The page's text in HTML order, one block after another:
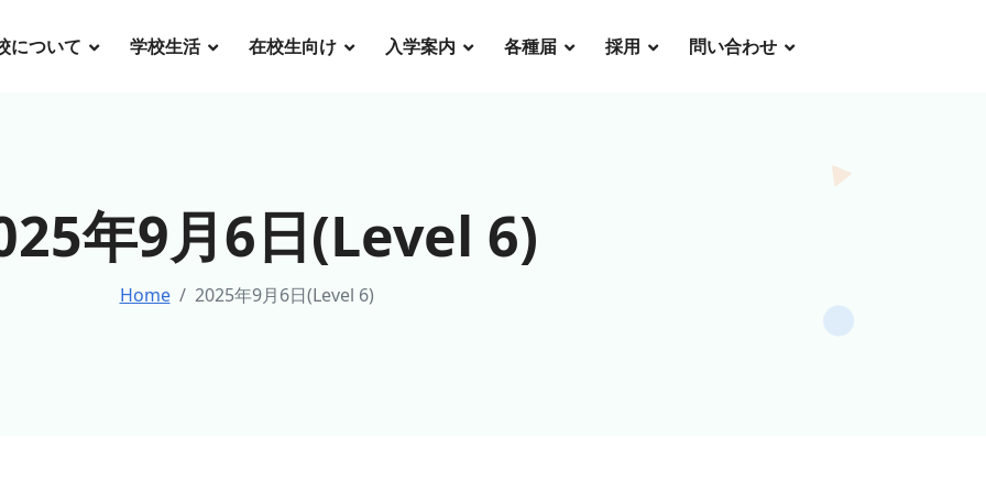
について 学校生活 在校生向け 入学案内 各種届 採用 問い合わせ
年9月6日(Level 6)
Home 2025年9月6日(Level 6)